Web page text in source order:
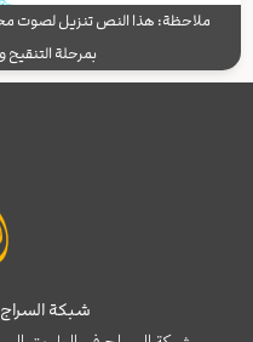
ملاحظة: هذا النص تنزيل لصوت
بمرحلة
شبكة السراج